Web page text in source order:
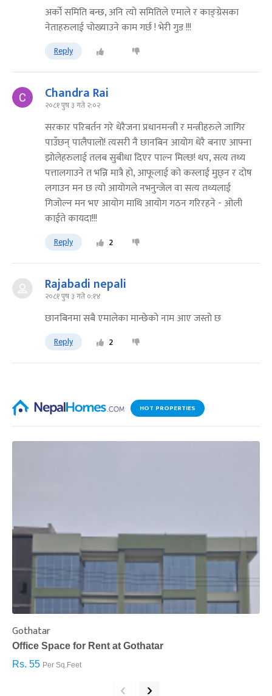
अर्को समिति बन्छ, अनि त्यो समितिले एमाले र काङ्ग्रेसका
नेताहरुलाई चोख्याउने काम गर्छ ! भेरी गुड !!!
Reply
Chandra Rai
२०८१ पुष ३ गते २:०२
सरकार परिबर्तन गरे धेरैजना प्रधानमन्त्री र मन्त्रीहरुले जागिर
पाउँछन् पालैपालो! त्यसरी नै छानबिन आयोग धेरै बनाए आफ्ना
झोलेहरुलाई तलब सुबीधा दिएर पाल्न मिल्छ! थप, सत्य तथ्य
पत्तालगाउने त भन्नि मात्रै हो, आफूलाई को कस्लाई मुछ्न र दोष
लगाउन मन छ त्यो आयोगले नभनुन्जेल वा सत्य तथ्यलाई
गिजोल्न मन भए आयोग माथि आयोग गठन गरिरहने - ओली
काईते कायदा!!!
Reply 2
Rajabadi nepali
२०८१ पुष ३ गते ०:१४
छानबिनमा सबै एमालेका मान्छेको नाम आए जस्तो छ
Reply 2
HOT PROPERTIES
Gothatar
Office Space for Rent at Gothatar
Rs. 55 Per Sq.Feet